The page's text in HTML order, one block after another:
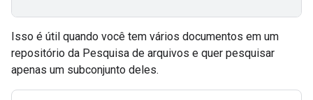
Isso é útil quando você tem vários documentos em um
repositório da Pesquisa de arquivos e quer pesquisar
apenas um subconjunto deles.